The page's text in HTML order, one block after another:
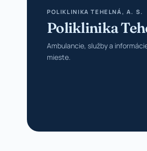
POLIKLINIKA TEHELNÁ, A. S.
Poliklinika
Ambulancie, služby a
mieste.